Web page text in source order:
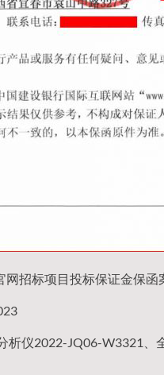
招标项目投标保证金保函
析仪2022-JQ06-W3321、